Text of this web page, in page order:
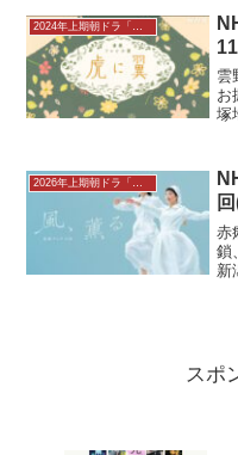
る
調
2024年上期朝ドラ「虎に翼」感想
雲
お
塚
家
（
赤
鎖
新
スポ